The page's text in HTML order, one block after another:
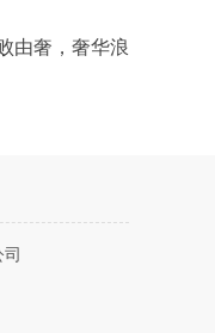
由奢，奢华浪